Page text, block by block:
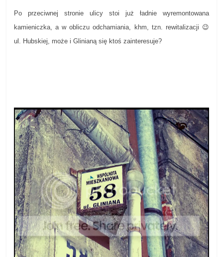
Po przeciwnej stronie ulicy stoi już ładnie wyremontowana
kamieniczka, a w obliczu odchamiania, khm, tzn. rewitalizacji 😉
ul. Hubskiej, może i Glinianą się ktoś zainteresuje?